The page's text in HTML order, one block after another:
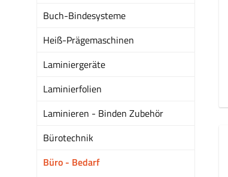
Buch-Bindesysteme
Heiß-Prägemaschinen
Laminiergeräte
Laminierfolien
Laminieren - Binden Zubehör
Bürotechnik
Büro - Bedarf